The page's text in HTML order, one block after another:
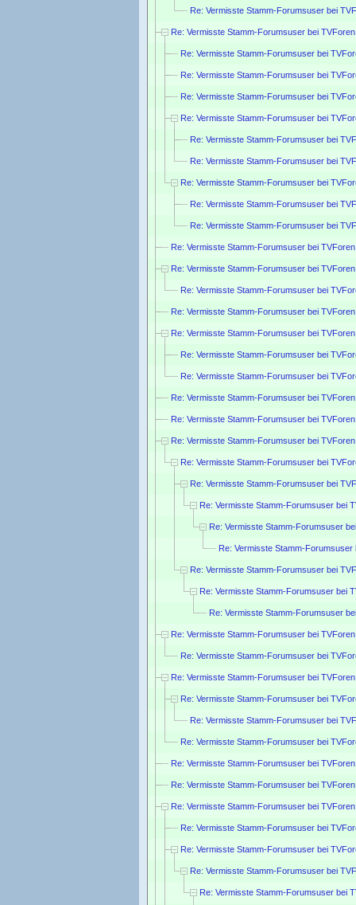
Re: Vermisste Stamm-Forumsuser bei
Re: Vermisste Stamm-Forumsuser bei
Re: Vermisste Stamm-Forumsuser bei
Re: Vermisste Stamm-Forumsuser bei
Re: Vermisste Stamm-Forumsuser bei
Re: Vermisste Stamm-Forumsuser bei
Re: Vermisste Stamm-Forumsuser bei
Re: Vermisste Stamm-Forumsuser bei
Re: Vermisste Stamm-Forumsuser bei
Re: Vermisste Stamm-Forumsuser bei
Re: Vermisste Stamm-Forumsuser bei
Re: Vermisste Stamm-Forumsuser bei
Re: Vermisste Stamm-Forumsuser bei
Re: Vermisste Stamm-Forumsuser bei
Re: Vermisste Stamm-Forumsuser bei
Re: Vermisste Stamm-Forumsuser bei
Re: Vermisste Stamm-Forumsuser bei
Re: Vermisste Stamm-Forumsuser bei
Re: Vermisste Stamm-Forumsuser bei
Re: Vermisste Stamm-Forumsuser bei
Re: Vermisste Stamm-Forumsuser bei
Re: Vermisste Stamm-Forumsuser bei
Re: Vermisste Stamm-Forumsuser bei
Re: Vermisste Stamm-Forumsuser bei
Re: Vermisste Stamm-Forumsuser
Re: Vermisste Stamm-Forumsuser
Re: Vermisste Stamm-Forumsuser bei
Re: Vermisste Stamm-Forumsuser bei
Re: Vermisste Stamm-Forumsuser
Re: Vermisste Stamm-Forumsuser bei
Re: Vermisste Stamm-Forumsuser bei
Re: Vermisste Stamm-Forumsuser bei
Re: Vermisste Stamm-Forumsuser bei
Re: Vermisste Stamm-Forumsuser bei
Re: Vermisste Stamm-Forumsuser bei
Re: Vermisste Stamm-Forumsuser bei
Re: Vermisste Stamm-Forumsuser bei
Re: Vermisste Stamm-Forumsuser bei
Re: Vermisste Stamm-Forumsuser bei
Re: Vermisste Stamm-Forumsuser bei
Re: Vermisste Stamm-Forumsuser bei
Re: Vermisste Stamm-Forumsuser bei